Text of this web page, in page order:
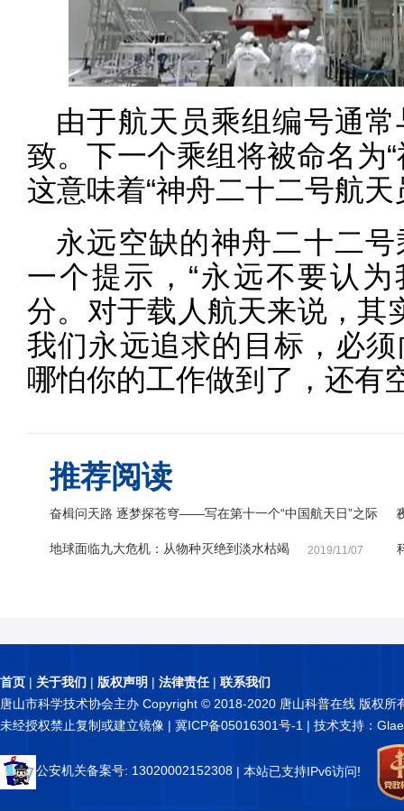
由于航天员乘组编号通
致。下一个乘组将被命名为
这意味着“神舟二十二号航
永远空缺的神舟二十二
一个提示，“永远不要认
分。对于载人航天来说，其
我们永远追求的目标，必
哪怕你的工作做到了，还有
推荐阅读
奋楫问天路 逐梦探苍穹——写在第十一个“中国航天日”之际
地球面临九大危机：从物种灭绝到淡水枯竭 2019/11/07
首页 | 关于我们 | 版权声明 | 法律责任| 联系我们
唐山市科学技术协会主办 Copyright © 2018-2020 唐山科普在线 版权所
未经授权禁止复制或建立镜像 | 冀ICP备05016301号-1 | 技术支持：
公安机关备案号: 13020002152308 | 本站已支持IPv6访问!